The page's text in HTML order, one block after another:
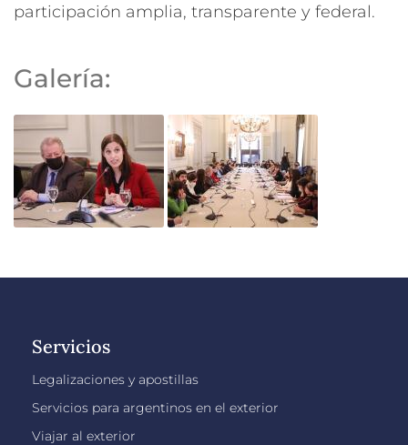
participación amplia, transparente y federal.
Galería:
Servicios
Legalizaciones y apostillas
Servicios para argentinos en el exterior
Viajar al exterior